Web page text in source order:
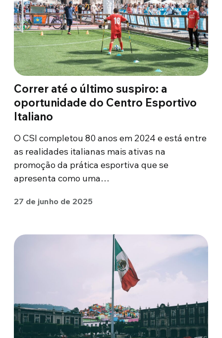
Correr até o último suspiro: a
oportunidade do Centro Esportivo
Italiano
O CSI completou 80 anos em 2024 e está entre
as realidades italianas mais ativas na
promoção da prática esportiva que se
apresenta como uma…
27 de junho de 2025